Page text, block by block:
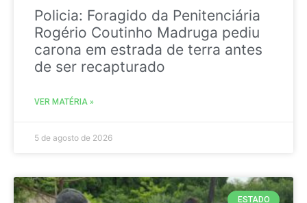
Policia: Foragido da Penitenciária
Rogério Coutinho Madruga pediu
carona em estrada de terra antes
de ser recapturado
VER MATÉRIA »
5 de agosto de 2026
ESTADO